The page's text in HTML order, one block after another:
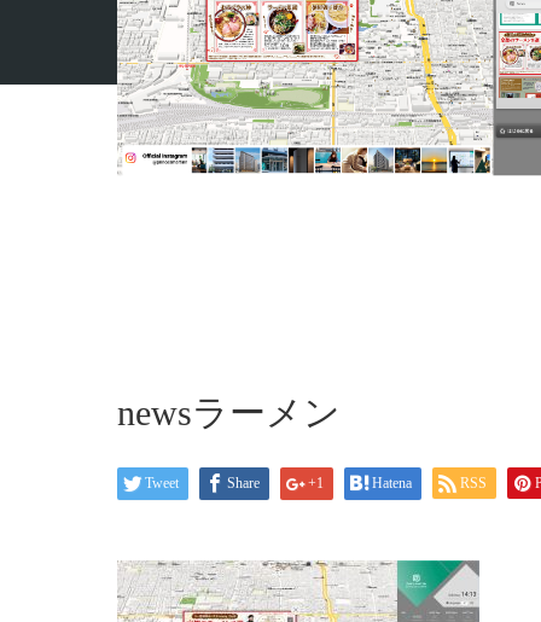
ホーム
ブログ newsラーメン
newsラーメン
Tweet Share +1 Hatena RSS